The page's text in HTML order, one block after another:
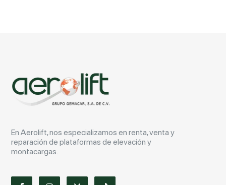
En Aerolift, nos especializamos en renta, venta y
reparación de plataformas de elevación y
montacargas.